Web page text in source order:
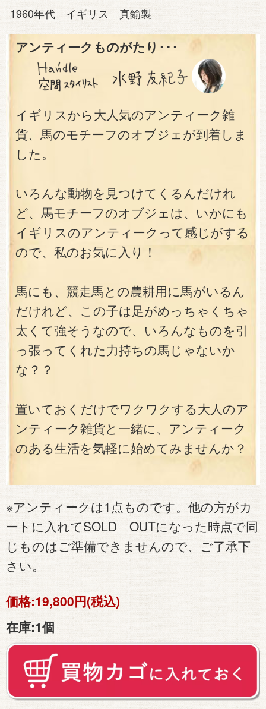
1960年代 イギリス 真鍮製
アンティークものがたり･･･
イギリスから大人気のアンティーク雑
貨、馬のモチーフのオブジェが到着しま
した。
いろんな動物を見つけてくるんだけれ
ど、馬モチーフのオブジェは、いかにも
イギリスのアンティークって感じがする
ので、私のお気に入り！
馬にも、競走馬との農耕用に馬がいるん
だけれど、この子は足がめっちゃくちゃ
太くて強そうなので、いろんなものを引
っ張ってくれた力持ちの馬じゃないか
な？？
置いておくだけでワクワクする大人のア
ンティーク雑貨と一緒に、アンティーク
のある生活を気軽に始めてみませんか？
※アンティークは1点ものです。他の方がカ
ートに入れてSOLD OUTになった時点で同
じものはご準備できませんので、ご了承下
さい。
価格:19,800円(税込)
在庫:1個